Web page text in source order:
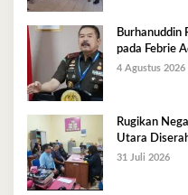
Burhanuddin
pada Febrie
4 Agustus 2026
Rugikan
Utara
31 Juli 2026